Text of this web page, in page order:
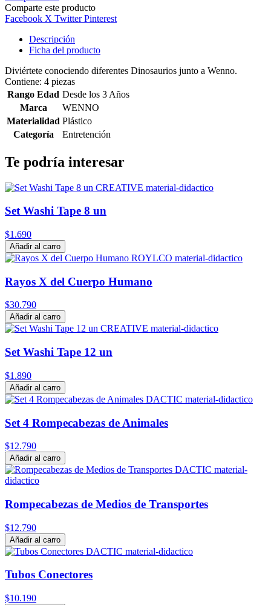
Comparte este producto
Facebook X Twitter Pinterest
Descripción
Ficha del producto
Diviértete conociendo diferentes Dinosaurios junto a Wenno.
Contiene: 4 piezas
Rango Edad Desde los 3 Años
Marca
WENNO
Materialidad Plástico
Categoría
Entretención
Te podría interesar
Set Washi Tape 8 un
$1.690
Añadir al carro
Rayos X del Cuerpo Humano
$30.790
Añadir al carro
Set Washi Tape 12 un
$1.890
Añadir al carro
Set 4 Rompecabezas de Animales
$12.790
Añadir al carro
Rompecabezas de Medios de Transportes
$12.790
Añadir al carro
Tubos Conectores
$10.190